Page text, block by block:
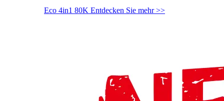
Eco 4in1 80K Entdecken Sie mehr >>